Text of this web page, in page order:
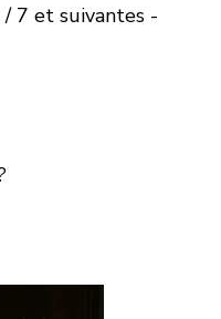
7 et suivantes -